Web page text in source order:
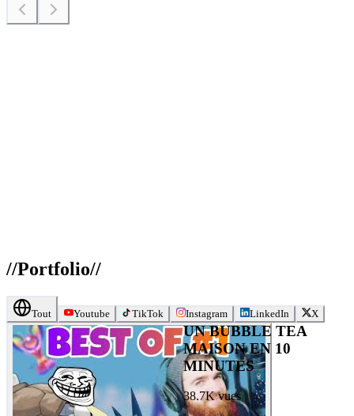
//Portfolio//
Tout Youtube TikTok Instagram LinkedIn X
UN BUBBLE TEA
MAISON EN 10
MINUTES
38.7K vues